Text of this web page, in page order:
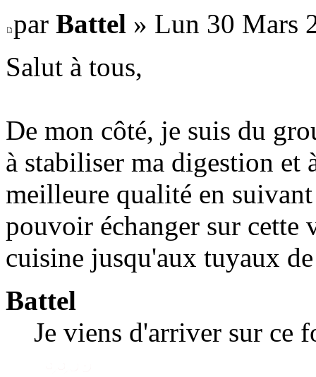
par Battel » Lun 30 Mars
Salut à tous,
De mon côté, je suis du
à stabiliser ma digestion et
meilleure qualité en
pouvoir échanger sur cette
cuisine jusqu'aux tuyaux
Battel
Je viens d'arriver sur ce